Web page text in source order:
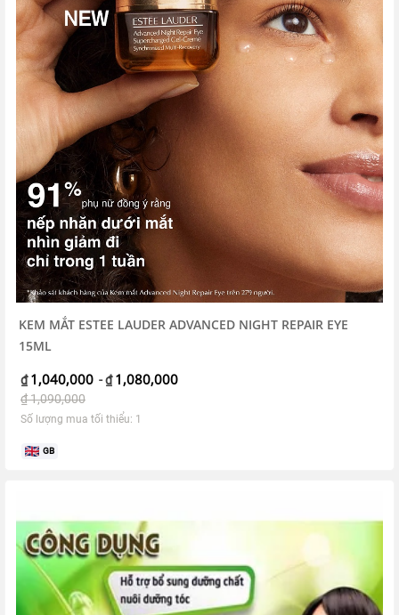
KEM MẮT ESTEE LAUDER ADVANCED NIGHT REPAIR EYE
15ML
₫ 1,040,000 -₫ 1,080,000
₫1,090,000
Số lượng mua tối thiểu: 1
GB